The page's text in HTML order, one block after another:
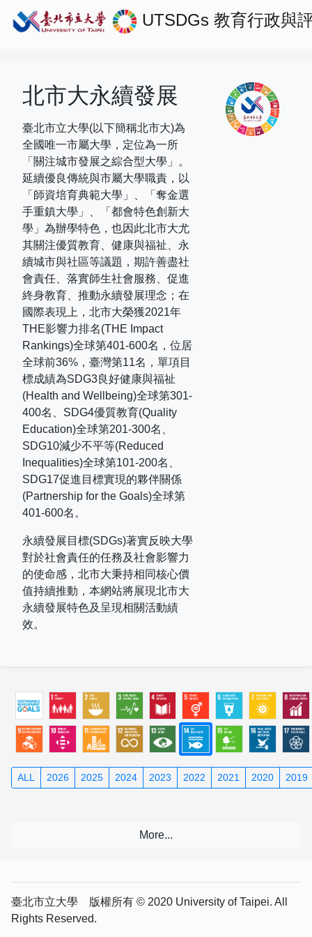
UTSDGs 教育行政與
北市大永續發展
臺北市立大學(以下簡稱北市大)為
全國唯一市屬大學，定位為一所
「關注城市發展之綜合型大學」。
延續優良傳統與市屬大學職責，以
「師資培育典範大學」、「奪金選
手重鎮大學」、「都會特色創新大
學」為辦學特色，也因此北市大尤
其關注優質教育、健康與福祉、永
續城市與社區等議題，期許善盡社
會責任、落實師生社會服務、促進
終身教育、推動永續發展理念；在
國際表現上， 北市大榮獲2021年
THE影響力排名(THE Impact
Rankings)全球第401-600名，位居
全球前36% ，臺灣第11名，單項目
標成績為SDG3良好健康與福祉
(Health and Wellbeing)全球第301-
400名、 SDG4優質教育(Quality
Education)全球第201-300名、
SDG10減少不平等(Reduced
Inequalities)全球第101-200名、
SDG17促進目標實現的夥伴關係
(Partnership for the Goals)全球第
401-600名。
永續發展目標(SDGs)著實反映大學
對於社會責任的任務及社會影響力
的使命感，北市大秉持相同核心價
值持續推動，本網站將展現北市大
永續發展特色及呈現相關活動績
效。
ALL 2026 2025 2024 2023 2022 2021 2020 2019
臺北市立大學 版權所有 © 2020 University of Taipei. All
Rights Reserved.